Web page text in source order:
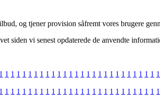
og tjener provision såfremt vores brugere
siden vi senest opdaterede de anvendte
1 1 1 1 1 1 1 1 1 1 1 1 1 1 1 1 1 1 1 1 1 1 1 1 1 1 1 1
1 1 1 1 1 1 1 1 1 1 1 1 1 1 1 1 1 1 1 1 1 1 1 1 1 1 1 1